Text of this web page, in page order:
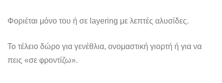
Φοριέται μόνο του ή σε layering με λεπτές αλυσίδες.
Το τέλειο δώρο για γενέθλια, ονομαστική γιορτή ή για να
πεις «σε φροντίζω».